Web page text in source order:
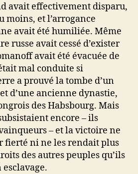
avait effectivement disparu,
moins, et l’arrogance
avait été humiliée. Même
russe avait cessé d’exister
avait été évacuée de
mal conduite si
a prouvé la tombe d’un
d’une ancienne dynastie,
des Habsbourg. Mais
encore – ils
– et la victoire ne
fierté ni ne les rendait plus
des autres peuples qu’ils